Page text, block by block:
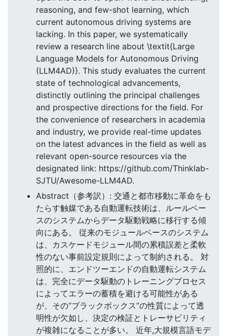
reasoning, and few-shot learning, which
current autonomous driving systems are
lacking. In this paper, we systematically
review a research line about \textit{Large
Language Models for Autonomous Driving
(LLM4AD)}. This study evaluates the current
state of technological advancements,
distinctly outlining the principal challenges
and prospective directions for the field. For
the convenience of researchers in academia
and industry, we provide real-time updates
on the latest advances in the field as well as
relevant open-source resources via the
designated link: https://github.com/Thinklab-
SJTU/Awesome-LLM4AD.
Abstract（参考訳）: 交通と都市移動に革命をも
たらす触媒である自動運転技術は、ルールベー
スのシステムからデータ駆動戦略に移行する傾
向にある。 従来のモジュールベースのシステム
は、カスケードモジュール間の累積誤差と柔軟
性のない事前設定規則によって制約される。 対
照的に、エンドツーエンドの自動運転システム
は、完全にデータ駆動のトレーニングプロセス
によってエラーの蓄積を避ける可能性がある
が、その“ブラックボックス”の性質によって透
明性が欠如し、決定の検証とトレーサビリティ
が複雑になることが多い。 近年,大規模言語モデ